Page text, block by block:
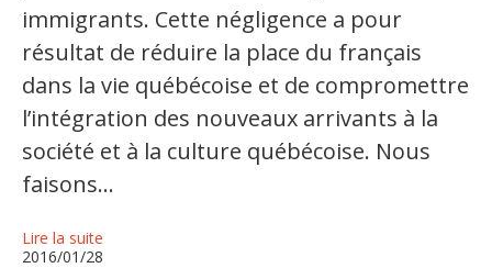
immigrants. Cette négligence a pour
résultat de réduire la place du français
dans la vie québécoise et de compromettre
l’intégration des nouveaux arrivants à la
société et à la culture québécoise. Nous
faisons...
Lire la suite
2016/01/28